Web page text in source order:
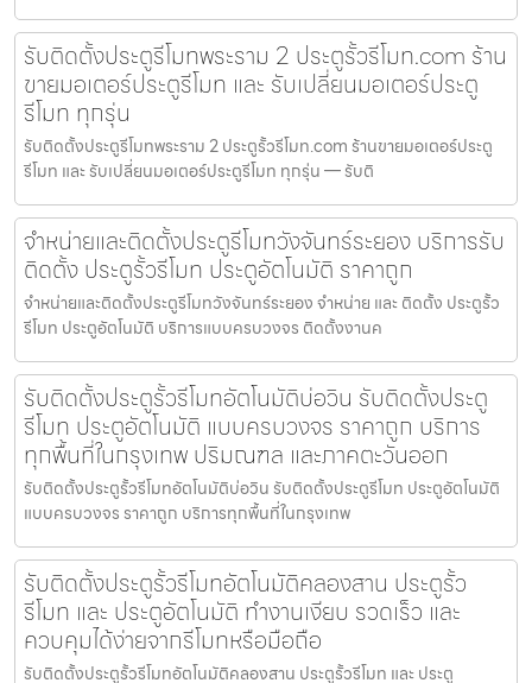
รับติดตั้งประตูรีโมทพระราม 2 ประตูรั้วรีโมท.com ร้าน
ขายมอเตอร์ประตูรีโมท และ รับเปลี่ยนมอเตอร์ประตู
รีโมท ทุกรุ่น
รับติดตั้งประตูรีโมทพระราม 2 ประตูรั้วรีโมท.com ร้านขายมอเตอร์ประตู
รีโมท และ รับเปลี่ยนมอเตอร์ประตูรีโมท ทุกรุ่น — รับติ
จำหน่ายและติดตั้งประตูรีโมทวังจันทร์ระยอง บริการรับ
ติดตั้ง ประตูรั้วรีโมท ประตูอัตโนมัติ ราคาถูก
จำหน่ายและติดตั้งประตูรีโมทวังจันทร์ระยอง จำหน่าย และ ติดตั้ง ประตูรั้ว
รีโมท ประตูอัตโนมัติ บริการแบบครบวงจร ติดตั้งงานค
รับติดตั้งประตูรั้วรีโมทอัตโนมัติบ่อวิน รับติดตั้งประตู
รีโมท ประตูอัตโนมัติ แบบครบวงจร ราคาถูก บริการ
ทุกพื้นที่ในกรุงเทพ ปริมณฑล และภาคตะวันออก
รับติดตั้งประตูรั้วรีโมทอัตโนมัติบ่อวิน รับติดตั้งประตูรีโมท ประตูอัตโนมัติ
แบบครบวงจร ราคาถูก บริการทุกพื้นที่ในกรุงเทพ
รับติดตั้งประตูรั้วรีโมทอัตโนมัติคลองสาน ประตูรั้ว
รีโมท และ ประตูอัตโนมัติ ทำงานเงียบ รวดเร็ว และ
ควบคุมได้ง่ายจากรีโมทหรือมือถือ
รับติดตั้งประตูรั้วรีโมทอัตโนมัติคลองสาน ประตูรั้วรีโมท และ ประตู